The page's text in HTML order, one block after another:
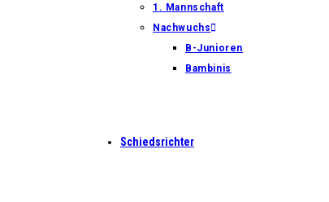
1. Mannschaft
Nachwuchs
B-Junioren
Bambinis
Schiedsrichter